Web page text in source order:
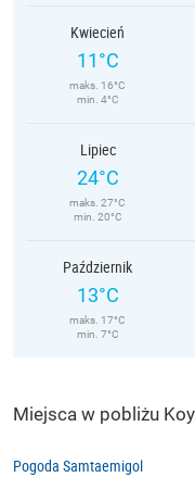
Kwiecień
11°C
maks. 16°C
min. 4°C
Lipiec
24°C
maks. 27°C
min. 20°C
Październik
13°C
maks. 17°C
min. 7°C
Miejsca w pobliżu
Pogoda Samtaemigol